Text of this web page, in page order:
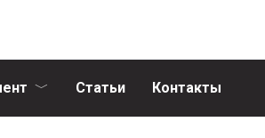
Статьи Контакты